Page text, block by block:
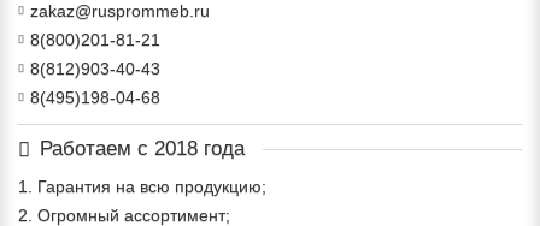
zakaz@rusprommeb.ru
8(800)201-81-21
8(812)903-40-43
8(495)198-04-68
Работаем с 2018 года
1. Гарантия на всю продукцию;
2. Огромный ассортимент;